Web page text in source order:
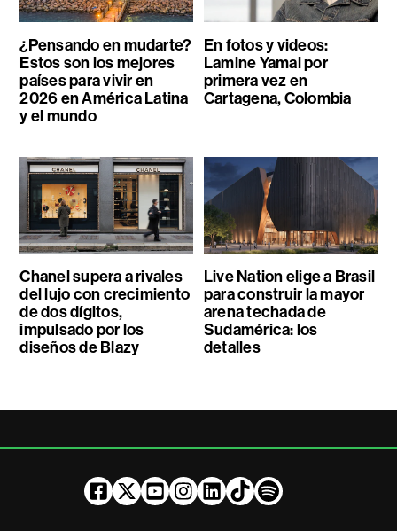
¿Pensando en mudarte?
Estos son los mejores
países para vivir en
2026 en América Latina
y el mundo
En fotos y videos:
Lamine Yamal por
primera vez en
Cartagena, Colombia
Chanel supera a rivales
del lujo con crecimiento
de dos dígitos,
impulsado por los
diseños de Blazy
Live Nation elige a Brasil
para construir la mayor
arena techada de
Sudamérica: los
detalles